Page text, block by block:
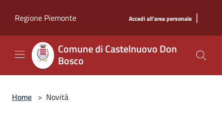
Regione Piemonte
Accedi all'area personale |
Comune di Castelnuovo Don
Bosco
Home > Novità